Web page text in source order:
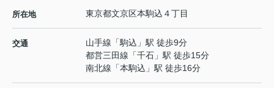
所在地 東京都文京区本駒込 ４丁目
交通 山手線 「駒込 」駅 徒歩9分
都営三田線 「千石 」駅 徒歩15分
南北線 「本駒込 」駅 徒歩16分